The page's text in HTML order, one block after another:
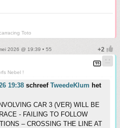
Toto
2026 @ 19:39 • 55
Nebel !
19:38 schreef TweedeKlum het
CAR 3 (VER) WILL BE
- FAILING TO FOLLOW
– CROSSING THE LINE AT